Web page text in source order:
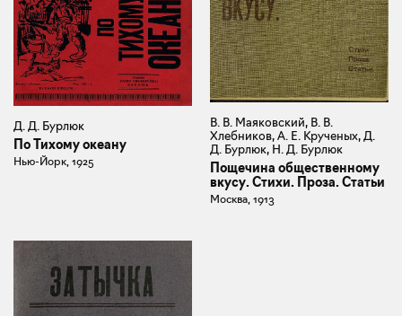
Д. Д. Бурлюк
По Тихому океану
Нью-Йорк, 1925
В. В. Маяковский, В. В.
Хлебников, А. Е. Крученых, Д.
Д. Бурлюк, Н. Д. Бурлюк
Пощечина общественному
вкусу. Стихи. Проза. Статьи
Москва, 1913